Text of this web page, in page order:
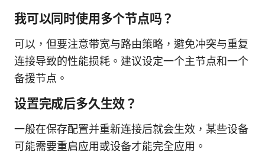
我可以同时使用多个节点吗？
可以，但要注意带宽与路由策略，避免冲突与重复
连接导致的性能损耗。建议设定一个主节点和一个
备援节点。
设置完成后多久生效？
一般在保存配置并重新连接后就会生效，某些设备
可能需要重启应用或设备才能完全应用。